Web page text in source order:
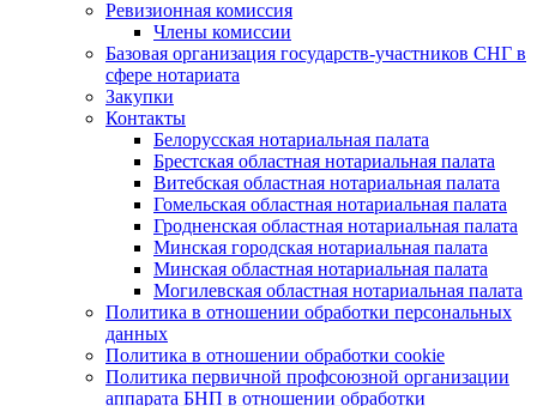
Ревизионная комиссия
Члены комиссии
Базовая организация государств-участников СНГ в
сфере нотариата
Закупки
Контакты
Белорусская нотариальная палата
Брестская областная нотариальная палата
Витебская областная нотариальная палата
Гомельская областная нотариальная палата
Гродненская областная нотариальная палата
Минская городская нотариальная палата
Минская областная нотариальная палата
Могилевская областная нотариальная палата
Политика в отношении обработки персональных
данных
Политика в отношении обработки cookie
Политика первичной профсоюзной организации
аппарата БНП в отношении обработки